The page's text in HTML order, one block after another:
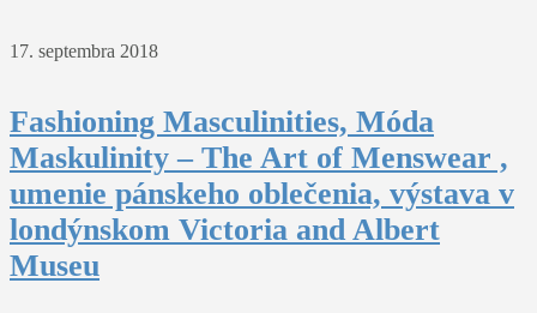
17. septembra 2018
Fashioning Masculinities, Móda
Maskulinity – The Art of Menswear ,
umenie pánskeho oblečenia, výstava v
londýnskom Victoria and Albert
Museu